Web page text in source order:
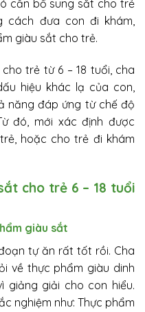
cần bổ sung sắt cho trẻ
cách đưa con đi khám,
giàu sắt cho trẻ.
trẻ từ 6 – 18 tuổi, cha
hiệu khác lạ của con,
năng đáp ứng từ chế độ
đó, mới xác định được
hoặc cho trẻ đi khám
cho trẻ 6 – 18 tuổi
giàu sắt
tự ăn rất tốt rồi. Cha
về thực phẩm giàu dinh
giảng giải cho con hiểu.
nghiệm như: Thực phẩm